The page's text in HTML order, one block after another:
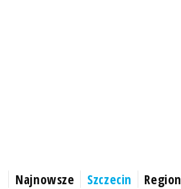
Najnowsze Szczecin
Region